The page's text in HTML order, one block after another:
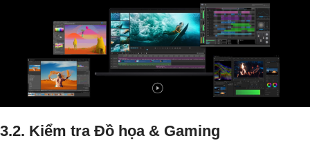
3.2. Kiểm tra Đồ họa & Gaming